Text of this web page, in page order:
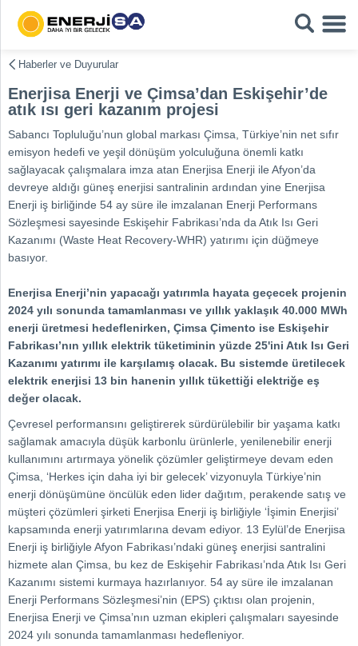
Haberler ve Duyurular
Enerjisa Enerji ve Çimsa’dan Eskişehir’de
atık ısı geri kazanım projesi
Sabancı Topluluğu’nun global markası Çimsa, Türkiye’nin net sıfır
emisyon hedefi ve yeşil dönüşüm yolculuğuna önemli katkı
sağlayacak çalışmalara imza atan Enerjisa Enerji ile Afyon’da
devreye aldığı güneş enerjisi santralinin ardından yine Enerjisa
Enerji iş birliğinde 54 ay süre ile imzalanan Enerji Performans
Sözleşmesi sayesinde Eskişehir Fabrikası’nda da Atık Isı Geri
Kazanımı (Waste Heat Recovery-WHR) yatırımı için düğmeye
basıyor.
Enerjisa Enerji’nin yapacağı yatırımla hayata geçecek projenin
2024 yılı sonunda tamamlanması ve yıllık yaklaşık 40.000 MWh
enerji üretmesi hedeflenirken, Çimsa Çimento ise Eskişehir
Fabrikası’nın yıllık elektrik tüketiminin yüzde 25'ini Atık Isı Geri
Kazanımı yatırımı ile karşılamış olacak. Bu sistemde üretilecek
elektrik enerjisi 13 bin hanenin yıllık tükettiği elektriğe eş
değer olacak.
Çevresel performansını geliştirerek sürdürülebilir bir yaşama katkı
sağlamak amacıyla düşük karbonlu ürünlerle, yenilenebilir enerji
kullanımını artırmaya yönelik çözümler geliştirmeye devam eden
Çimsa, ‘Herkes için daha iyi bir gelecek’ vizyonuyla Türkiye’nin
enerji dönüşümüne öncülük eden lider dağıtım, perakende satış ve
müşteri çözümleri şirketi Enerjisa Enerji iş birliğiyle ‘İşimin Enerjisi’
kapsamında enerji yatırımlarına devam ediyor. 13 Eylül’de Enerjisa
Enerji iş birliğiyle Afyon Fabrikası’ndaki güneş enerjisi santralini
hizmete alan Çimsa, bu kez de Eskişehir Fabrikası’nda Atık Isı Geri
Kazanımı sistemi kurmaya hazırlanıyor. 54 ay süre ile imzalanan
Enerji Performans Sözleşmesi’nin (EPS) çıktısı olan projenin,
Enerjisa Enerji ve Çimsa’nın uzman ekipleri çalışmaları sayesinde
2024 yılı sonunda tamamlanması hedefleniyor.